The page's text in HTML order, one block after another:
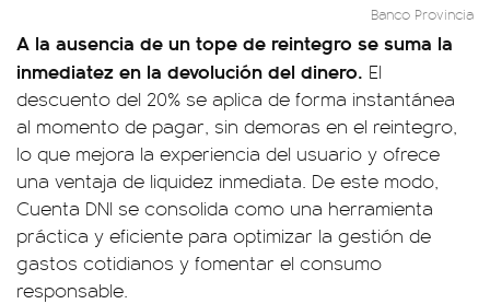
Banco Provincia
A la ausencia de un tope de reintegro se suma la
inmediatez en la devolución del dinero. El
descuento del 20% se aplica de forma instantánea
al momento de pagar, sin demoras en el reintegro,
lo que mejora la experiencia del usuario y ofrece
una ventaja de liquidez inmediata. De este modo,
Cuenta DNI se consolida como una herramienta
práctica y eficiente para optimizar la gestión de
gastos cotidianos y fomentar el consumo
responsable.